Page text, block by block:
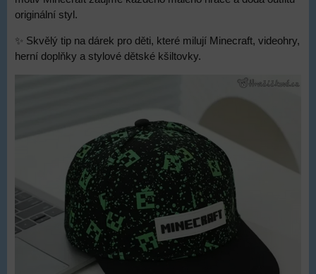
originální styl.
✨ Skvělý tip na dárek pro děti, které milují Minecraft, videohry,
herní doplňky a stylové dětské kšiltovky.